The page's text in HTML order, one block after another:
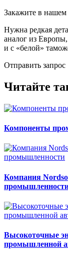
Закажите в нашем
Нужна редкая
аналог из
и с «белой»
Отправить запрос
Читайте
Компоненты
Компания
Высокоточные
промышленной